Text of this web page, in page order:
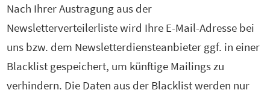
Nach Ihrer Austragung aus der
Newsletterverteilerliste wird Ihre E-Mail-Adresse bei
uns bzw. dem Newsletterdiensteanbieter ggf. in einer
Blacklist gespeichert, um künftige Mailings zu
verhindern. Die Daten aus der Blacklist werden nur